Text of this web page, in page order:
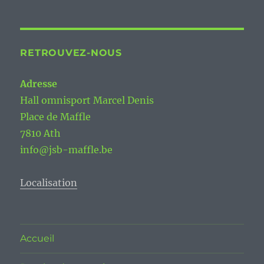
RETROUVEZ-NOUS
Adresse
Hall omnisport Marcel Denis
Place de Maffle
7810 Ath
info@jsb-maffle.be
Localisation
Accueil